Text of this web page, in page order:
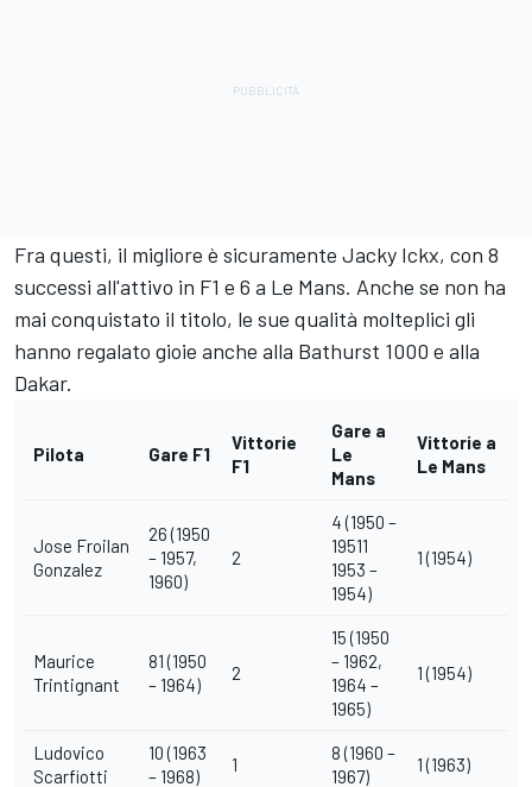
Fra questi, il migliore è sicuramente Jacky Ickx, con 8
successi all'attivo in F1 e 6 a Le Mans. Anche se non ha
mai conquistato il titolo, le sue qualità molteplici gli
hanno regalato gioie anche alla Bathurst 1000 e alla
Dakar.
Pilota Gare F1
Vittorie
F1
Gare a
Le
Mans
Vittorie a
Le Mans
Jose Froilan
Gonzalez
26 (1950
– 1957,
1960)
2
4 (1950 –
19511
1953 –
1954)
1 (1954)
Maurice
Trintignant
81 (1950
– 1964)
2
15 (1950
– 1962,
1964 –
1965)
1 (1954)
Ludovico
Scarfiotti
10 (1963
– 1968)
1
8 (1960 –
1967)
1 (1963)